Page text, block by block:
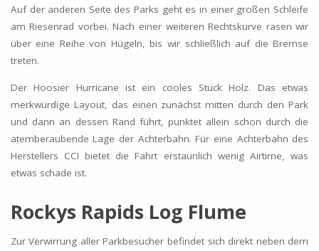
Auf der anderen Seite des Parks geht es in einer großen Schleife
am Riesenrad vorbei. Nach einer weiteren Rechtskurve rasen wir
über eine Reihe von Hügeln, bis wir schließlich auf die Bremse
treten.
Der Hoosier Hurricane ist ein cooles Stück Holz. Das etwas
merkwürdige Layout, das einen zunächst mitten durch den Park
und dann an dessen Rand führt, punktet allein schon durch die
atemberaubende Lage der Achterbahn. Für eine Achterbahn des
Herstellers CCI bietet die Fahrt erstaunlich wenig Airtime, was
etwas schade ist.
Rockys Rapids Log Flume
Zur Verwirrung aller Parkbesucher befindet sich direkt neben dem